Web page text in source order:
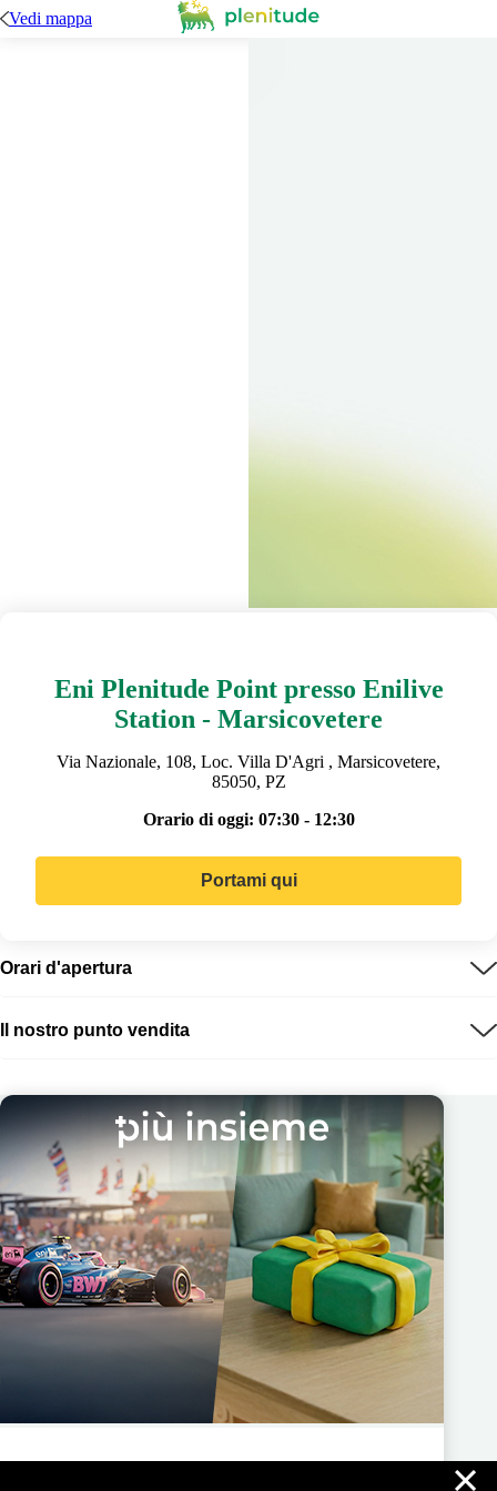
×
Vedi mappa
Eni Plenitude Point presso Enilive
Station - Marsicovetere
Via Nazionale, 108, Loc. Villa D'Agri , Marsicovetere,
85050, PZ
Orario di oggi: 07:30 - 12:30
Portami qui
Orari d'apertura
Il nostro punto vendita